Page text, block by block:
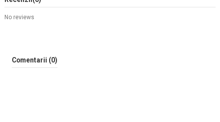
No reviews
Comentarii (0)